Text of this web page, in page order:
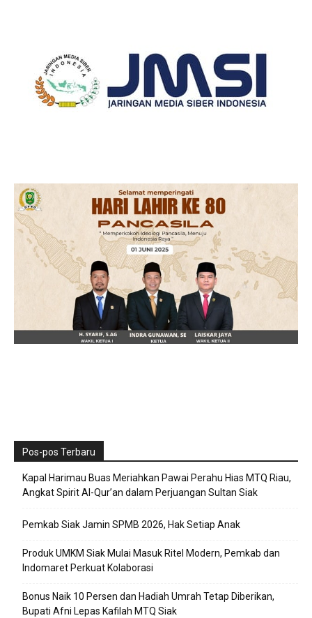
Pos-pos Terbaru
Kapal Harimau Buas Meriahkan Pawai Perahu Hias MTQ Riau,
Angkat Spirit Al-Qur’an dalam Perjuangan Sultan Siak
Pemkab Siak Jamin SPMB 2026, Hak Setiap Anak
Produk UMKM Siak Mulai Masuk Ritel Modern, Pemkab dan
Indomaret Perkuat Kolaborasi
Bonus Naik 10 Persen dan Hadiah Umrah Tetap Diberikan,
Bupati Afni Lepas Kafilah MTQ Siak